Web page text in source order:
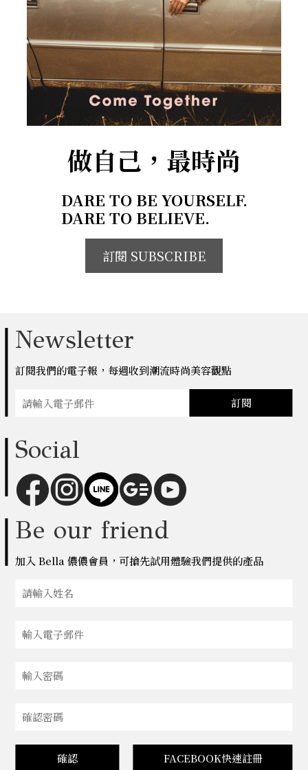
做自己，最時尚
DARE TO BE YOURSELF.
DARE TO BELIEVE.
訂閱 SUBSCRIBE
Newsletter
訂閱我們的電子報，每週收到潮流時尚美容觀點
訂閱
Social
Be our friend
加入 Bella 儂儂會員，可搶先試用體驗我們提供的產品
確認 FACEBOOK快速註冊